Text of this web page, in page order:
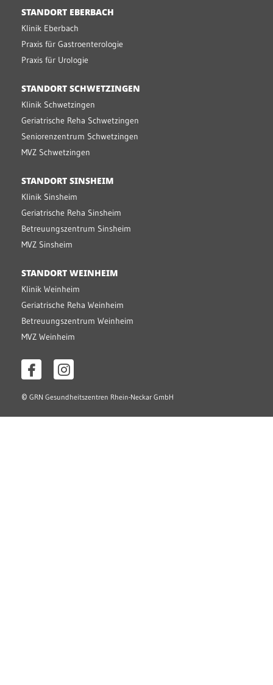
STANDORT EBERBACH
Klinik Eberbach
Praxis für Gastroenterologie
Praxis für Urologie
STANDORT SCHWETZINGEN
Klinik Schwetzingen
Geriatrische Reha Schwetzingen
Seniorenzentrum Schwetzingen
MVZ Schwetzingen
STANDORT SINSHEIM
Klinik Sinsheim
Geriatrische Reha Sinsheim
Betreuungszentrum Sinsheim
MVZ Sinsheim
STANDORT WEINHEIM
Klinik Weinheim
Geriatrische Reha Weinheim
Betreuungszentrum Weinheim
MVZ Weinheim
© GRN Gesundheitszentren Rhein-Neckar GmbH